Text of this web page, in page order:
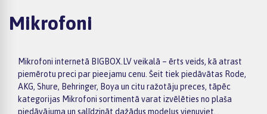
Mikrofoni
Mikrofoni internetā BIGBOX.LV veikalā – ērts veids, kā atrast
piemērotu preci par pieejamu cenu. Šeit tiek piedāvātas Rode,
AKG, Shure, Behringer, Boya un citu ražotāju preces, tāpēc
kategorijas Mikrofoni sortimentā varat izvēlēties no plaša
piedāvājuma un salīdzināt dažādus modeļus vienuviet.